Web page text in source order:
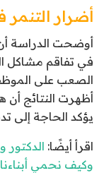
أضرار
أوضحت الدراسة
في تفاقم مشاكل
الصعب على
أظهرت النتائج أن
يؤكد الحاجة إلى
اقرأ أيضًا: الدكتور
وكيف نحمي